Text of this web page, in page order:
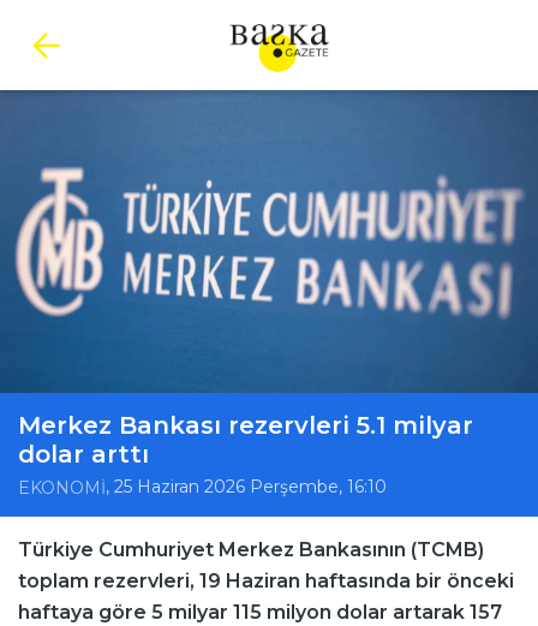
Merkez Bankası rezervleri 5.1 milyar
dolar arttı
EKONOMİ, 25 Haziran 2026 Perşembe, 16:10
Türkiye Cumhuriyet Merkez Bankasının (TCMB)
toplam rezervleri, 19 Haziran haftasında bir önceki
haftaya göre 5 milyar 115 milyon dolar artarak 157